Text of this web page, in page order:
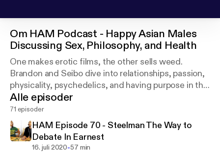
Om HAM Podcast - Happy Asian Males
Discussing Sex, Philosophy, and Health
One makes erotic films, the other sells weed.
Brandon and Seibo dive into relationships, passion,
physicality, psychedelics, and having purpose in this
podcast about the art of being Happy Asian Males.
Alle episoder
71 episoder
HAM Episode 70 - Steelman The Way to
Debate In Earnest
16. juli 2020-57 min